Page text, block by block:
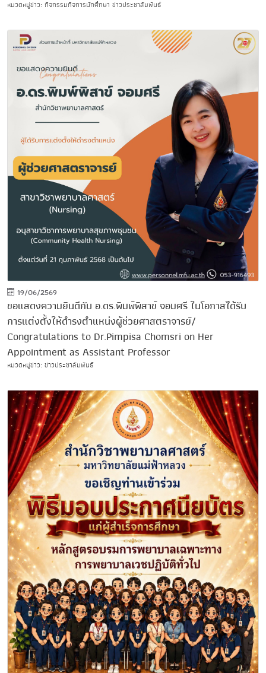
หมวดหมู่ข่าว: กิจกรรมกิจการนักศึกษา ข่าวประชาสัมพันธ์
19/06/2569
ขอแสดงความยินดีกับ อ.ดร.พิมพ์พิสาข์ จอมศรี ในโอกาสได้รับ
การแต่งตั้งให้ดำรงตำแหน่งผู้ช่วยศาสตราจารย์/
Congratulations to Dr.Pimpisa Chomsri on Her
Appointment as Assistant Professor
หมวดหมู่ข่าว: ข่าวประชาสัมพันธ์